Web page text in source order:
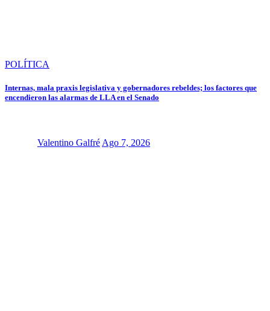
POLÍTICA
Internas, mala praxis legislativa y gobernadores rebeldes; los factores que
encendieron las alarmas de LLA en el Senado
Valentino Galfré Ago 7, 2026